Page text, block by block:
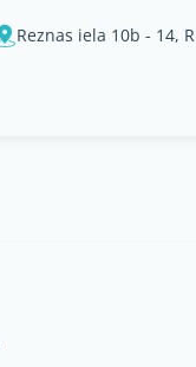
Reznas iela 10b - 14,